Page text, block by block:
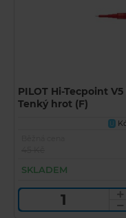
PILOT Hi-Tecpoint
Tenký hrot (F)
U
SKLADEM